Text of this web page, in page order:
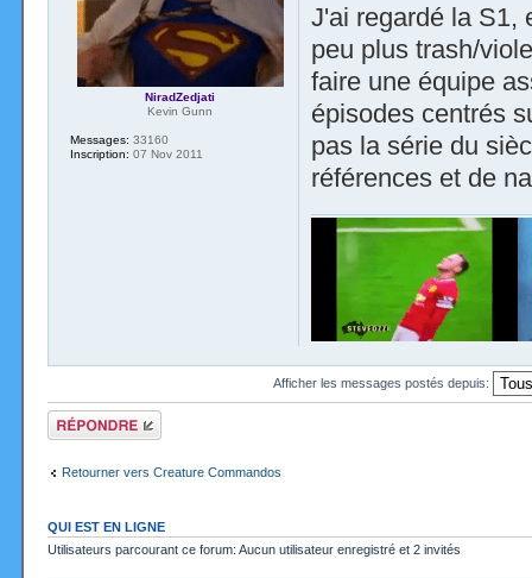
J'ai regardé la S1,
peu plus trash/
faire une équipe
épisodes centrés
pas la série du
références et de
NiradZedjati
Kevin Gunn
Messages: 33160
Inscription: 07 Nov 2011
Afficher les messages postés depuis:
Répondre
Retourner vers Creature Commandos
QUI EST EN LIGNE
Utilisateurs parcourant ce forum: Aucun utilisateur enregistré et 2 invités